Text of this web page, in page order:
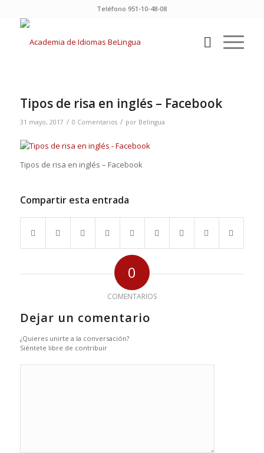
Teléfono 951-10-48-08
Tipos de risa en inglés – Facebook
31 mayo, 2017 / 0 Comentarios / por Belingua
Tipos de risa en inglés – Facebook
Compartir esta entrada
0
COMENTARIOS
Dejar un comentario
¿Quieres unirte a la conversación?
Siéntete libre de contribuir